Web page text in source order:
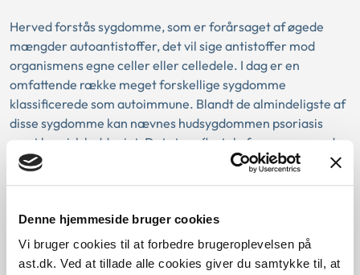
Denne hjemmeside bruger cookies
Vi bruger cookies til at forbedre brugeroplevelsen på
ast.dk. Ved at tillade alle cookies giver du samtykke til, at
Herved forstås sygdomme, som er forårsaget af øgede
mængder autoantistoffer, det vil sige antistoffer mod
organismens egne celler eller celledele. I dag er en
omfattende række meget forskellige sygdomme
klassificerede som autoimmune. Blandt de almindeligste af
disse sygdomme kan nævnes hudsygdommen psoriasis
samt kronisk leddegigt. Det store flertal af ansøgere med
disse sygdomme vil kunne godkendes. Nogle af disse
sygdomme kan udvikle sig så alvorligt, at det bør medføre
speciallæge.
Immunosuppressiv behandling